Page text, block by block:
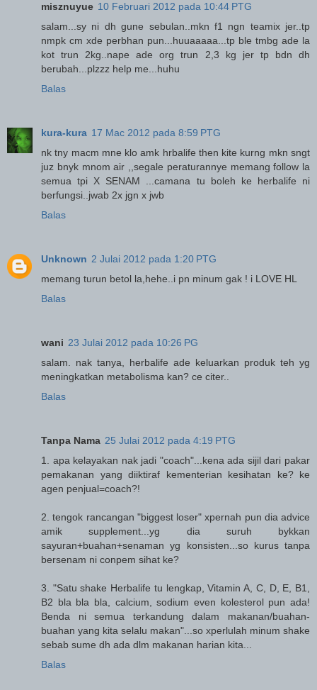
misznuyue 10 Februari 2012 pada 10:44 PTG
salam...sy ni dh gune sebulan..mkn f1 ngn teamix jer..tp
nmpk cm xde perbhan pun...huuaaaaa...tp ble tmbg ade la
kot trun 2kg..nape ade org trun 2,3 kg jer tp bdn dh
berubah...plzzz help me...huhu
Balas
kura-kura 17 Mac 2012 pada 8:59 PTG
nk tny macm mne klo amk hrbalife then kite kurng mkn sngt
juz bnyk mnom air ,,segale peraturannye memang follow la
semua tpi X SENAM ...camana tu boleh ke herbalife ni
berfungsi..jwab 2x jgn x jwb
Balas
Unknown 2 Julai 2012 pada 1:20 PTG
memang turun betol la,hehe..i pn minum gak ! i LOVE HL
Balas
wani 23 Julai 2012 pada 10:26 PG
salam. nak tanya, herbalife ade keluarkan produk teh yg
meningkatkan metabolisma kan? ce citer..
Balas
Tanpa Nama 25 Julai 2012 pada 4:19 PTG
1. apa kelayakan nak jadi "coach"...kena ada sijil dari pakar
pemakanan yang diiktiraf kementerian kesihatan ke? ke
agen penjual=coach?!
2. tengok rancangan "biggest loser" xpernah pun dia advice
amik supplement...yg dia suruh bykkan
sayuran+buahan+senaman yg konsisten...so kurus tanpa
bersenam ni conpem sihat ke?
3. "Satu shake Herbalife tu lengkap, Vitamin A, C, D, E, B1,
B2 bla bla bla, calcium, sodium even kolesterol pun ada!
Benda ni semua terkandung dalam makanan/buahan-
buahan yang kita selalu makan"...so xperlulah minum shake
sebab sume dh ada dlm makanan harian kita...
Balas